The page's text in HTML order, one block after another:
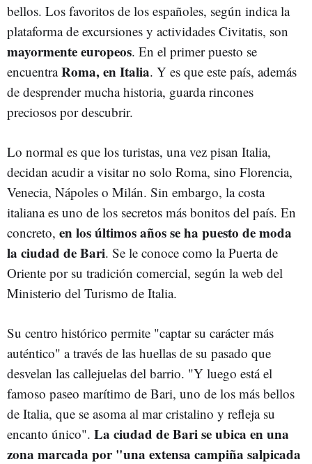
bellos. Los favoritos de los españoles, según indica la
plataforma de excursiones y actividades Civitatis, son
mayormente europeos. En el primer puesto se
encuentraRoma, en Italia. Y es que este país, además
de desprender mucha historia, guarda rincones
preciosos por descubrir.
Lo normal es que los turistas, una vez pisan Italia,
decidan acudir a visitar no solo Roma, sino Florencia,
Venecia, Nápoles o Milán. Sin embargo, la costa
italiana es uno de los secretos más bonitos del país. En
concreto, en los últimos años se ha puesto de moda
la ciudad de Bari. Se le conoce como la Puerta de
Oriente por su tradición comercial, según la web del
Ministerio del Turismo de Italia.
Su centro histórico permite "captar su carácter más
auténtico" a través de las huellas de su pasado que
desvelan las callejuelas del barrio. "Y luego está el
famoso paseo marítimo de Bari, uno de los más bellos
de Italia, que se asoma al mar cristalino y refleja su
encanto único". La ciudad de Bari se ubica en una
zona marcada por "una extensa campiña salpicada